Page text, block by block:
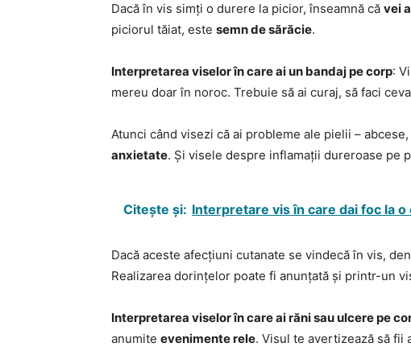
Dacă în vis simți o durere la picior, înseamnă că vei
piciorul tăiat, este semn de sărăcie.
Interpretarea viselor în care ai un bandaj pe corp:
mereu doar în noroc. Trebuie să ai curaj, să faci
Atunci când visezi că ai probleme ale pielii –
anxietate. Și visele despre inflamații dureroase pe
Citește și: Interpretare vis în care dai foc la o
Dacă aceste afecțiuni cutanate se vindecă în vis,
Realizarea dorințelor poate fi anunțată și printr-un
Interpretarea viselor în care ai răni sau ulcere pe
anumite evenimente rele. Visul te avertizează să fii